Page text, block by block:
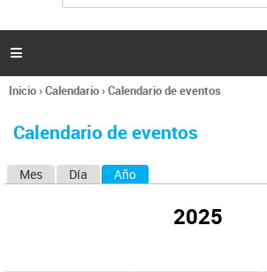
l
s

Se
usted
Inicio›Calendario›Calendario de eventos
Calendario de eventos
Mes Día Año
2025